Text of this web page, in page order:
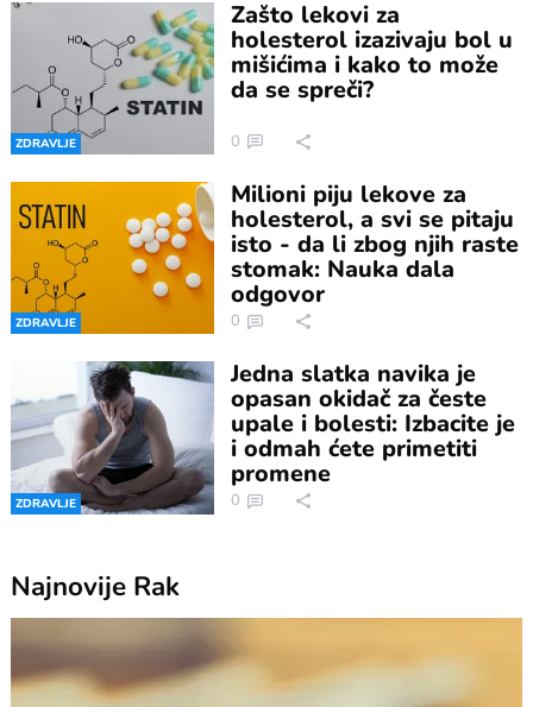
ZDRAVLJE
Zašto lekovi za
holesterol izazivaju bol u
mišićima i kako to može
da se spreči?
0
ZDRAVLJE
Milioni piju lekove za
holesterol, a svi se pitaju
isto - da li zbog njih raste
stomak: Nauka dala
odgovor
0
ZDRAVLJE
Jedna slatka navika je
opasan okidač za česte
upale i bolesti: Izbacite je
i odmah ćete primetiti
promene
0
Najnovije Rak